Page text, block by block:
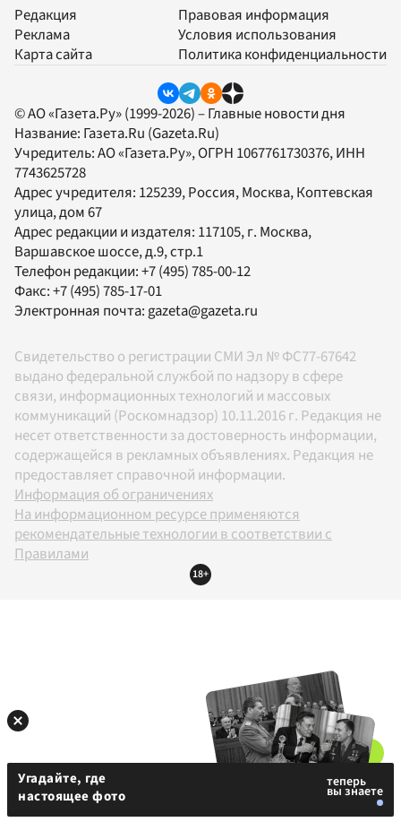
Редакция
Реклама
Карта сайта
Правовая информация
Условия использования
Политика конфиденциальности
© АО «Газета.Ру» (1999-2026) – Главные новости дня
Название: Газета.Ru (Gazeta.Ru)
Учредитель:АО «Газета.Ру», ОГРН 1067761730376, ИНН
7743625728
Адрес учредителя: 125239, Россия, Москва, Коптевская
улица, дом 67
Адрес редакции и издателя: 117105, г. Москва,
Варшавское шоссе, д.9, стр.1
Телефон редакции:+7 (495) 785-00-12
Факс:+7 (495) 785-17-01
Электронная почта:gazeta@gazeta.ru
Свидетельство о регистрации СМИ Эл № ФС77-67642
выдано федеральной службой по надзору в сфере
связи, информационных технологий и массовых
коммуникаций (Роскомнадзор) 10.11.2016 г. Редакция не
несет ответственности за достоверность информации,
содержащейся в рекламных объявлениях. Редакция не
предоставляет справочной информации.
Информация об ограничениях
На информационном ресурсе применяются
рекомендательные технологии в соответствии с
Правилами
18+
Угадайте, где
настоящее фото